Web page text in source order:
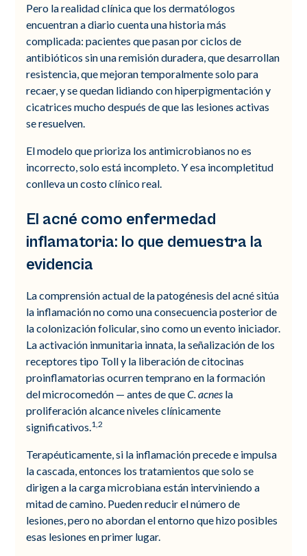
Pero la realidad clínica que los dermatólogos
encuentran a diario cuenta una historia más
complicada: pacientes que pasan por ciclos de
antibióticos sin una remisión duradera, que desarrollan
resistencia, que mejoran temporalmente solo para
recaer, y se quedan lidiando con hiperpigmentación y
cicatrices mucho después de que las lesiones activas
se resuelven.
El modelo que prioriza los antimicrobianos no es
incorrecto, solo está incompleto. Y esa incompletitud
conlleva un costo clínico real.
El acné como enfermedad
inflamatoria: lo que demuestra la
evidencia
La comprensión actual de la patogénesis del acné sitúa
la inflamación no como una consecuencia posterior de
la colonización folicular, sino como un evento iniciador.
La activación inmunitaria innata, la señalización de los
receptores tipo Toll y la liberación de citocinas
proinflamatorias ocurren temprano en la formación
del microcomedón — antes de queC. acnes la
proliferación alcance niveles clínicamente
significativos.1,2
Terapéuticamente, si la inflamación precede e impulsa
la cascada, entonces los tratamientos que solo se
dirigen a la carga microbiana están interviniendo a
mitad de camino. Pueden reducir el número de
lesiones, pero no abordan el entorno que hizo posibles
esas lesiones en primer lugar.